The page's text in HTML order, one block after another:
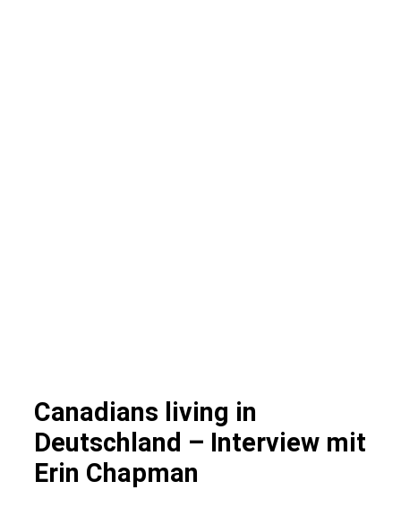
Canadians living in
Deutschland – Interview mit
Erin Chapman